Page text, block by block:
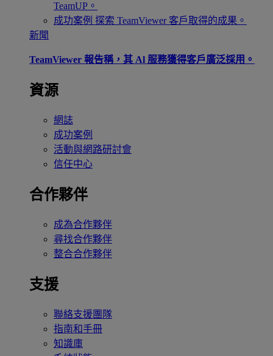
TeamUP。
成功案例 探索 TeamViewer 客戶取得的成果。
新聞
TeamViewer 報告稱，其 Al 服務獲得客戶廣泛採用。
資源
網誌
成功案例
活動與網路研討會
信任中心
合作夥伴
成為合作夥伴
尋找合作夥伴
整合合作夥伴
支援
聯絡支援團隊
指南和手冊
知識庫